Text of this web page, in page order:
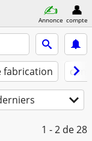
Annonce compte
fabrication
1 - 2 de 28